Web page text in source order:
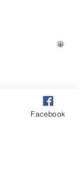
Facebook